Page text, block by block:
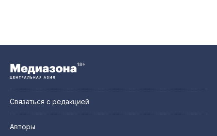
Связаться с редакцией
Авторы